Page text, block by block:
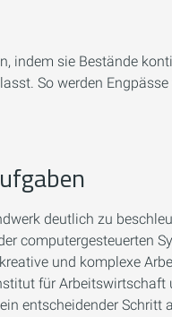
indem sie Bestände
So werden
deutlich zu
computergesteuerten
und komplexe
für Arbeitswirtschaft
entscheidender Schritt